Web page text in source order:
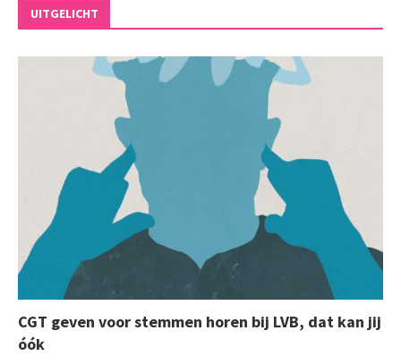
UITGELICHT
CGT geven voor stemmen horen bij LVB, dat kan jij
óók